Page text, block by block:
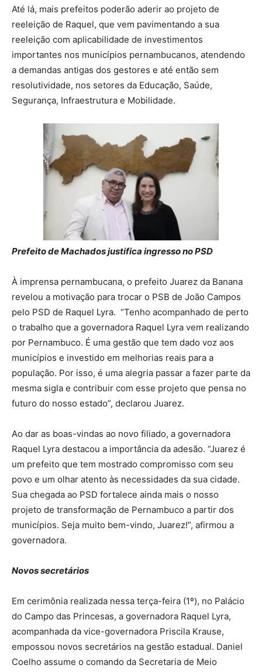
Até lá, mais prefeitos poderão aderir ao projeto de
reeleição de Raquel, que vem pavimentando a sua
reeleição com aplicabilidade de investimentos
importantes nos municípios pernambucanos, atendendo
a demandas antigas dos gestores e até então sem
resolutividade, nos setores da Educação, Saúde,
Segurança, Infraestrutura e Mobilidade.
Prefeito de Machados justifica ingresso no PSD
À imprensa pernambucana, o prefeito Juarez da Banana
revelou a motivação para trocar o PSB de João Campos
pelo PSD de Raquel Lyra. “Tenho acompanhado de perto
o trabalho que a governadora Raquel Lyra vem realizando
por Pernambuco. É uma gestão que tem dado voz aos
municípios e investido em melhorias reais para a
população. Por isso, é uma alegria passar a fazer parte da
mesma sigla e contribuir com esse projeto que pensa no
futuro do nosso estado”, declarou Juarez.
Ao dar as boas-vindas ao novo filiado, a governadora
Raquel Lyra destacou a importância da adesão. “Juarez é
um prefeito que tem mostrado compromisso com seu
povo e um olhar atento às necessidades da sua cidade.
Sua chegada ao PSD fortalece ainda mais o nosso
projeto de transformação de Pernambuco a partir dos
municípios. Seja muito bem-vindo, Juarez!”, afirmou a
governadora.
Novos secretários
Em cerimônia realizada nessa terça-feira (1º), no Palácio
do Campo das Princesas, a governadora Raquel Lyra,
acompanhada da vice-governadora Priscila Krause,
empossou novos secretários na gestão estadual. Daniel
Coelho assume o comando da Secretaria de Meio